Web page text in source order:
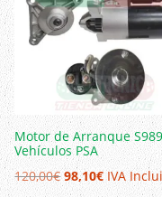
Motor de Arranque
Vehículos PSA
120,00€El
98,10€ElIVA